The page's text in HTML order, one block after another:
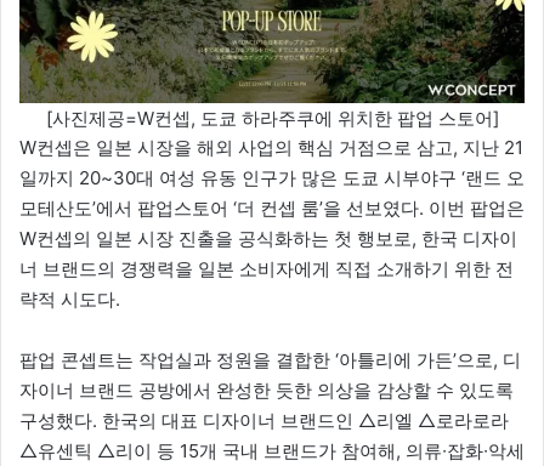
[사진제공=W컨셉, 도쿄 하라주쿠에 위치한 팝업 스토어]
W컨셉은 일본 시장을 해외 사업의 핵심 거점으로 삼고, 지난 21
일까지 20~30대 여성 유동 인구가 많은 도쿄 시부야구 ‘랜드 오
모테산도’에서 팝업스토어 ‘더 컨셉 룸’을 선보였다. 이번 팝업은
W컨셉의 일본 시장 진출을 공식화하는 첫 행보로, 한국 디자이
너 브랜드의 경쟁력을 일본 소비자에게 직접 소개하기 위한 전
략적 시도다.
팝업 콘셉트는 작업실과 정원을 결합한 ‘아틀리에 가든’으로, 디
자이너 브랜드 공방에서 완성한 듯한 의상을 감상할 수 있도록
구성했다. 한국의 대표 디자이너 브랜드인 △리엘 △로라로라
△유센틱 △리이 등 15개 국내 브랜드가 참여해, 의류∙잡화∙악세